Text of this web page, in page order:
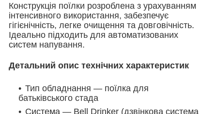
Конструкція поїлки розроблена з урахуванням
інтенсивного використання, забезпечує
гігієнічність, легке очищення та довговічність.
Ідеально підходить для автоматизованих
систем напування.
Детальний опис технічних характеристик
Тип обладнання — поїлка для
батьківського стада
Система — Bell Drinker (дзвінкова система